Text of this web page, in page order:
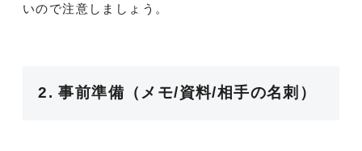
いので注意しましょう。
2. 事前準備（メモ/資料/相手の名刺）